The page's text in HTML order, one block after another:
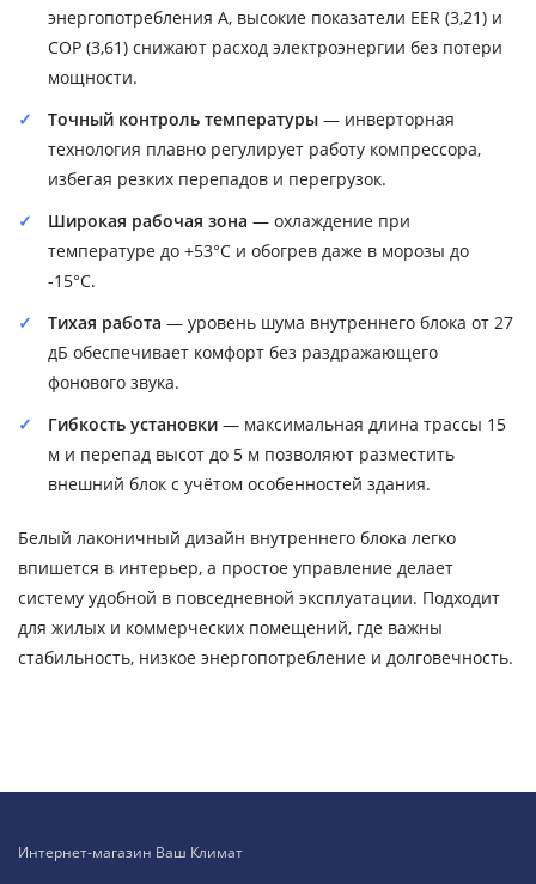
энергопотребления A, высокие показатели EER (3,21) и
COP (3,61) снижают расход электроэнергии без потери
мощности.
Точный контроль температуры — инверторная
технология плавно регулирует работу компрессора,
избегая резких перепадов и перегрузок.
Широкая рабочая зона — охлаждение при
температуре до +53°C и обогрев даже в морозы до
-15°C.
Тихая работа — уровень шума внутреннего блока от 27
дБ обеспечивает комфорт без раздражающего
фонового звука.
Гибкость установки — максимальная длина трассы 15
м и перепад высот до 5 м позволяют разместить
внешний блок с учётом особенностей здания.
Белый лаконичный дизайн внутреннего блока легко
впишется в интерьер, а простое управление делает
систему удобной в повседневной эксплуатации. Подходит
для жилых и коммерческих помещений, где важны
стабильность, низкое энергопотребление и долговечность.
Интернет-магазин Ваш Климат